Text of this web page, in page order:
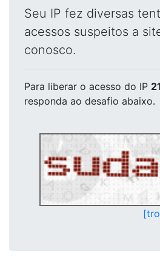
Seu IP fez diversas
acessos suspeitos a
conosco.
Para liberar o acesso do IP
responda ao desafio abaixo.